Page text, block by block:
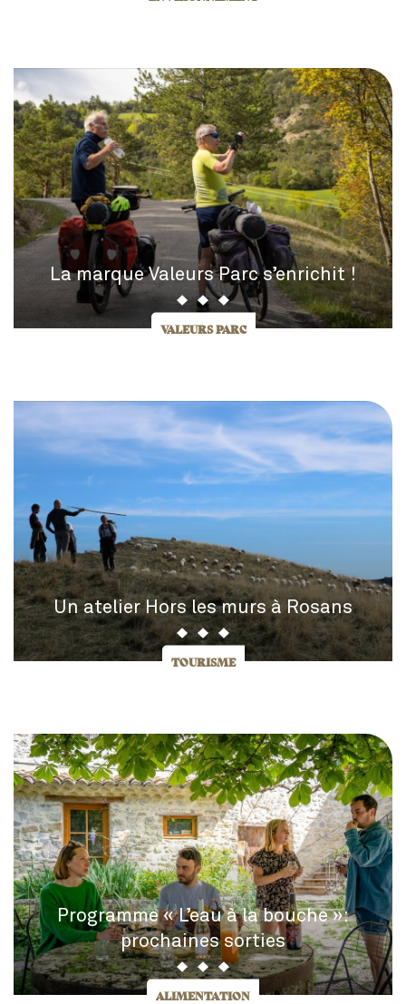
La marque Valeurs Parc s’enrichit !
VALEURS PARC
Un atelier Hors les murs à Rosans
TOURISME
Programme « L’eau à la bouche »:
prochaines sorties
ALIMENTATION